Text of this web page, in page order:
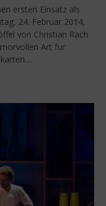
ersten Einsatz als
24. Februar 2014,
von Christian Rach
Art für